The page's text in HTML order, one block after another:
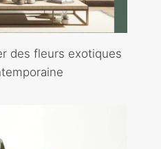
des fleurs exotiques